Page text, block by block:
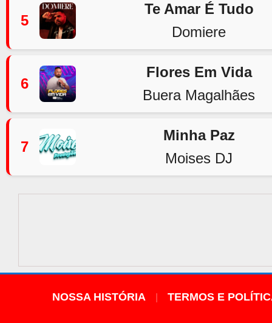
5
Te Amar É Tudo
Domiere
6
Flores Em Vida
Buera Magalhães
7
Minha Paz
Moises DJ
NOSSA HISTÓRIA TERMOS E